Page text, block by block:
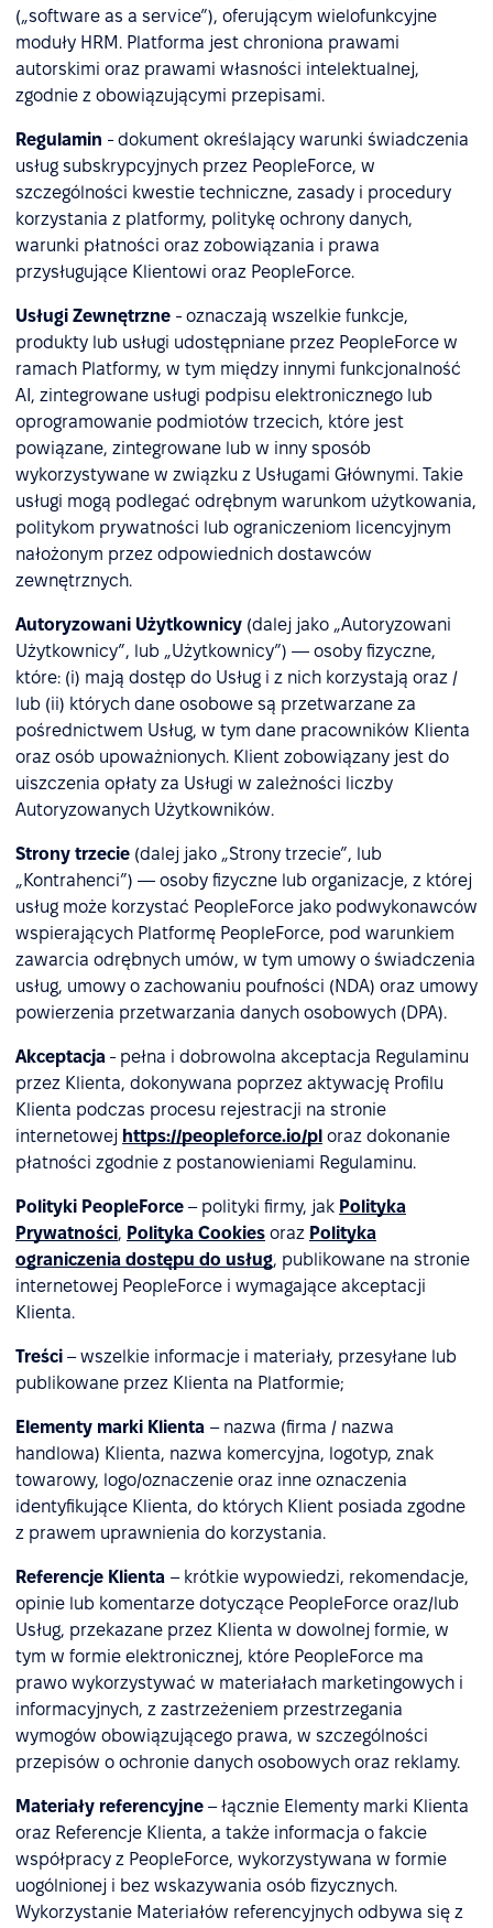
(„software as a service”), oferującym wielofunkcyjne
moduły HRM. Platforma jest chroniona prawami
autorskimi oraz prawami własności intelektualnej,
zgodnie z obowiązującymi przepisami.
Regulamin - dokument określający warunki świadczenia
usług subskrypcyjnych przez PeopleForce, w
szczególności kwestie techniczne, zasady i procedury
korzystania z platformy, politykę ochrony danych,
warunki płatności oraz zobowiązania i prawa
przysługujące Klientowi oraz PeopleForce.
Usługi Zewnętrzne - oznaczają wszelkie funkcje,
produkty lub usługi udostępniane przez PeopleForce w
ramach Platformy, w tym między innymi funkcjonalność
AI, zintegrowane usługi podpisu elektronicznego lub
oprogramowanie podmiotów trzecich, które jest
powiązane, zintegrowane lub w inny sposób
wykorzystywane w związku z Usługami Głównymi. Takie
usługi mogą podlegać odrębnym warunkom użytkowania,
politykom prywatności lub ograniczeniom licencyjnym
nałożonym przez odpowiednich dostawców
zewnętrznych.
Autoryzowani Użytkownicy (dalej jako „Autoryzowani
Użytkownicy”, lub „Użytkownicy”) — osoby fizyczne,
które: (i) mają dostęp do Usług i z nich korzystają oraz /
lub (ii) których dane osobowe są przetwarzane za
pośrednictwem Usług, w tym dane pracowników Klienta
oraz osób upoważnionych. Klient zobowiązany jest do
uiszczenia opłaty za Usługi w zależności liczby
Autoryzowanych Użytkowników.
Strony trzecie (dalej jako „Strony trzecie”, lub
„Kontrahenci”) — osoby fizyczne lub organizacje, z której
usług może korzystać PeopleForce jako podwykonawców
wspierających Platformę PeopleForce, pod warunkiem
zawarcia odrębnych umów, w tym umowy o świadczenia
usług, umowy o zachowaniu poufności (NDA) oraz umowy
powierzenia przetwarzania danych osobowych (DPA).
Akceptacja - pełna i dobrowolna akceptacja Regulaminu
przez Klienta, dokonywana poprzez aktywację Profilu
Klienta podczas procesu rejestracji na stronie
internetowej https://peopleforce.io/pl oraz dokonanie
płatności zgodnie z postanowieniami Regulaminu.
Polityki PeopleForce – polityki firmy, jak Polityka
Prywatności, Polityka Cookies oraz Polityka
ograniczenia dostępu do usług, publikowane na stronie
internetowej PeopleForce i wymagające akceptacji
Klienta.
Treści – wszelkie informacje i materiały, przesyłane lub
publikowane przez Klienta na Platformie;
Elementy marki Klienta – nazwa (firma / nazwa
handlowa) Klienta, nazwa komercyjna, logotyp, znak
towarowy, logo/oznaczenie oraz inne oznaczenia
identyfikujące Klienta, do których Klient posiada zgodne
z prawem uprawnienia do korzystania.
Referencje Klienta – krótkie wypowiedzi, rekomendacje,
opinie lub komentarze dotyczące PeopleForce oraz/lub
Usług, przekazane przez Klienta w dowolnej formie, w
tym w formie elektronicznej, które PeopleForce ma
prawo wykorzystywać w materiałach marketingowych i
informacyjnych, z zastrzeżeniem przestrzegania
wymogów obowiązującego prawa, w szczególności
przepisów o ochronie danych osobowych oraz reklamy.
Materiały referencyjne – łącznie Elementy marki Klienta
oraz Referencje Klienta, a także informacja o fakcie
współpracy z PeopleForce, wykorzystywana w formie
uogólnionej i bez wskazywania osób fizycznych.
Wykorzystanie Materiałów referencyjnych odbywa się z